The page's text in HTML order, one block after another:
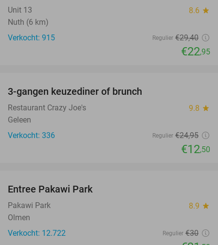
Unit 13 8.6 star
Nuth (6 km)
Verkocht: 915
Regulier €29,40
€22,95
3-gangen keuzediner of brunch
Restaurant Crazy Joe's 9.8 star
Geleen
Verkocht: 336
Regulier €24,95
€12,50
Entree Pakawi Park
Pakawi Park 8.9 star
Olmen
Verkocht: 12.722
Regulier €30